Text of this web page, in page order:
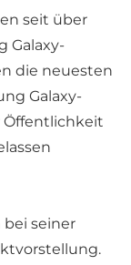
seit über
Galaxy-
die neuesten
Galaxy-
Öffentlichkeit
bei seiner